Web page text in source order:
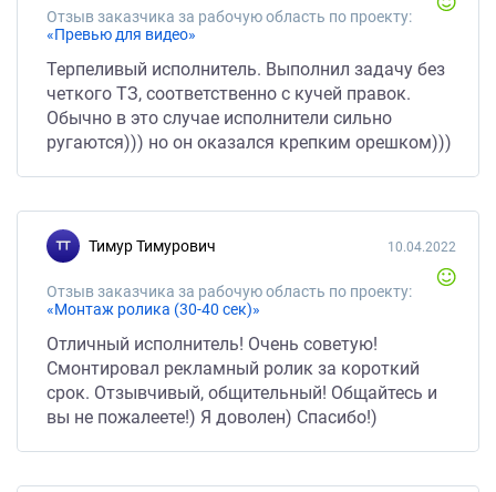
Отзыв заказчика за рабочую область по проекту:
«Превью для видео»
Терпеливый исполнитель. Выполнил задачу без
четкого ТЗ, соответственно с кучей правок.
Обычно в это случае исполнители сильно
ругаются))) но он оказался крепким орешком)))
Тимур Тимурович
Отзыв заказчика за рабочую область по проекту:
«Монтаж ролика (30-40 сек)»
10.04.2022
Отличный исполнитель! Очень советую!
Смонтировал рекламный ролик за короткий
срок. Отзывчивый, общительный! Общайтесь и
вы не пожалеете!) Я доволен) Спасибо!)